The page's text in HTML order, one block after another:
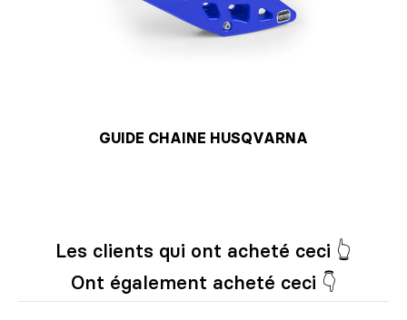
GUIDE CHAINE HUSQVARNA
Les clients qui ont acheté ceci 👆
Ont également acheté ceci 👇